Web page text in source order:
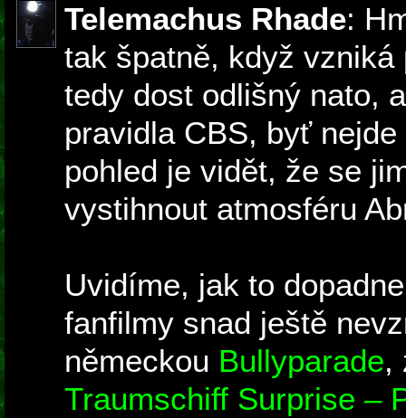
Telemachus Rhade:
tak špatně, když
tedy dost odlišný nato,
pravidla CBS, byť
pohled je vidět, že se
vystihnout atmosféru
Uvidíme, jak to
fanfilmy snad ještě
německou Bullyparade,
Traumschiff Surprise –